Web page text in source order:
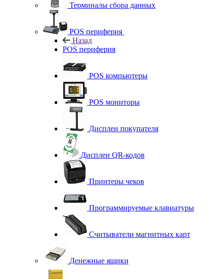
Терминалы сбора данных
POS периферия
Назад
POS периферия
POS компьютеры
POS мониторы
Дисплеи покупателя
Дисплеи QR-кодов
Принтеры чеков
Программируемые клавиатуры
Считыватели магнитных карт
Денежные ящики